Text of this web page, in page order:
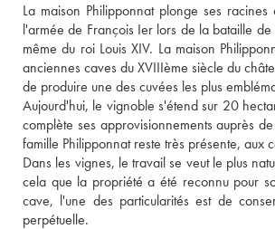
La maison Philipponnat plonge ses
l'armée de François Ier lors de la bataille
même du roi Louis XIV. La maison
anciennes caves du XVIIIème siècle du
de produire une des cuvées les plus
Aujourd'hui, le vignoble s'étend sur 20
complète ses approvisionnements auprès
famille Philipponnat reste très présente, aux
Dans les vignes, le travail se veut le plus
cela que la propriété a été reconnu pour
cave, l'une des particularités est de
perpétuelle.